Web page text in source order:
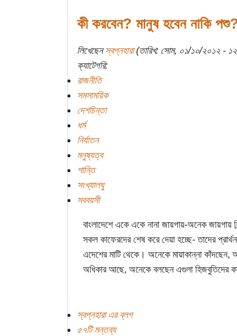
কী করবেন? মানুষ হবেন নাকি
লিখেছেনস্বপ্নহারা(তারিখ: সোম, ০১/১০/২০১২ -
ক্যাটেগরি:
রাজনীতি
সমসাময়িক
দেশচিন্তা
ধর্ম
নির্যাতন
মনুষ্যত্ব
শান্তি
সংখ্যালঘু
সববয়সী
বাংলাদেশে একে একে নানা জায়গায়-অনেক জায়গায়
সকল কাফেরদের শেষ করে দেয়া হচ্ছে- তাদের
এদেশের মাটি থেকে। অনেকে মায়াকান্না
অধিকার আছে, অনেকে বলছেন এগুলা হিজবুতিদের
স্বপ্নহারা এর ব্লগ
৫৭টি মন্তব্য